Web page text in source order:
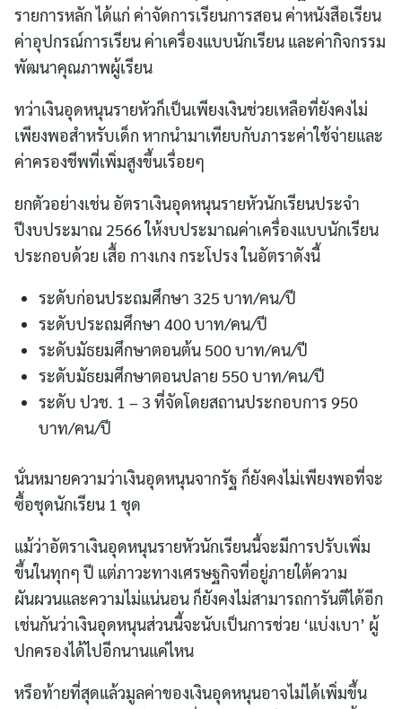
Search
for:
รายการหลัก ได้แก่ ค่าจัดการเรียนการสอน ค่าหนังสือเรียน
ค่าอุปกรณ์การเรียน ค่าเครื่องแบบนักเรียน และค่ากิจกรรม
พัฒนาคุณภาพผู้เรียน
ทว่าเงินอุดหนุนรายหัวก็เป็นเพียงเงินช่วยเหลือที่ยังคงไม่
เพียงพอสำหรับเด็ก หากนำมาเทียบกับภาระค่าใช้จ่ายและ
ค่าครองชีพที่เพิ่มสูงขึ้นเรื่อยๆ
ยกตัวอย่างเช่น อัตราเงินอุดหนุนรายหัวนักเรียนประจำ
ปีงบประมาณ 2566 ให้งบประมาณค่าเครื่องแบบนักเรียน
ประกอบด้วย เสื้อ กางเกง กระโปรง ในอัตราดังนี้
ระดับก่อนประถมศึกษา 325 บาท/คน/ปี
ระดับประถมศึกษา 400 บาท/คน/ปี
ระดับมัธยมศึกษาตอนต้น 500 บาท/คน/ปี
ระดับมัธยมศึกษาตอนปลาย 550 บาท/คน/ปี
ระดับ ปวช. 1 – 3 ที่จัดโดยสถานประกอบการ 950
บาท/คน/ปี
นั่นหมายความว่าเงินอุดหนุนจากรัฐ ก็ยังคงไม่เพียงพอที่จะ
ซื้อชุดนักเรียน 1 ชุด
แม้ว่าอัตราเงินอุดหนุนรายหัวนักเรียนนี้จะมีการปรับเพิ่ม
ขึ้นในทุกๆ ปี แต่ภาวะทางเศรษฐกิจที่อยู่ภายใต้ความ
ผันผวนและความไม่แน่นอน ก็ยังคงไม่สามารถการันตีได้อีก
เช่นกันว่าเงินอุดหนุนส่วนนี้จะนับเป็นการช่วย ‘แบ่งเบา’ ผู้
ปกครองได้ไปอีกนานแค่ไหน
หรือท้ายที่สุดแล้วมูลค่าของเงินอุดหนุนอาจไม่ได้เพิ่มขึ้น